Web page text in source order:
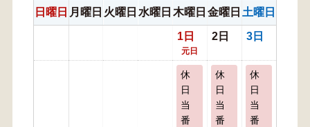
日曜日 月曜日 火曜日 水曜日 木曜日 金曜日 土曜日
1日
元日
2日 3日
休
日
当
番
休
日
当
番
休
日
当
番